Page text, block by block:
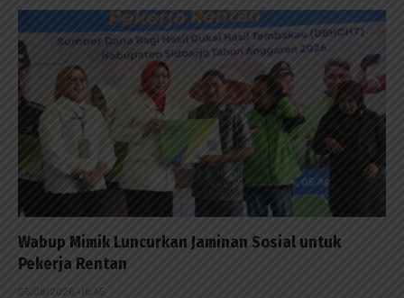
Wabup Mimik Luncurkan Jaminan Sosial untuk
Pekerja Rentan
05/08/2026 - 16:45